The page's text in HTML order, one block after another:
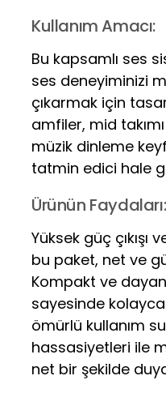
Kullanım Amacı:
Bu kapsamlı ses
ses deneyiminizi
çıkarmak için
amfiler, mid
müzik dinleme
tatmin edici hale
Ürünün Faydaları:
Yüksek güç
bu paket, net ve
Kompakt ve
sayesinde
ömürlü kullanım
hassasiyetleri ile
net bir şekilde